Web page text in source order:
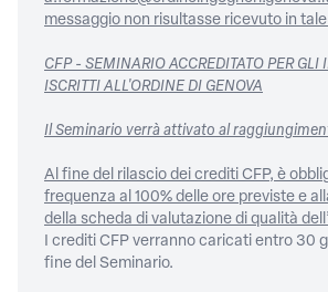
messaggio non risultasse ricevuto in
CFP - SEMINARIO ACCREDITATO PER GLI
ISCRITTI ALL'ORDINE DI GENOVA
Il Seminario verrà attivato al
Al fine del rilascio dei crediti CFP, è
frequenza al 100% delle ore previste e
della scheda di valutazione di qualità
I crediti CFP verranno caricati entro 30
fine del Seminario.